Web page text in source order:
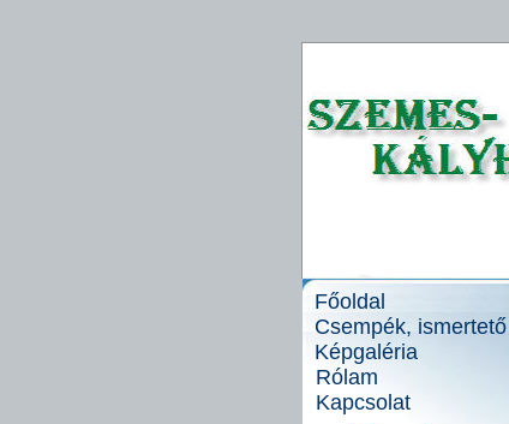
Főoldal
Csempék, ismertető
Képgaléria
Rólam
Kapcsolat